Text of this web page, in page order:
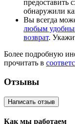
предоставить
обнаружили
Вы всегда
любым
возврат.
Более подробную
прочитать в
Отзывы
Написать отзыв
Как мы работаем